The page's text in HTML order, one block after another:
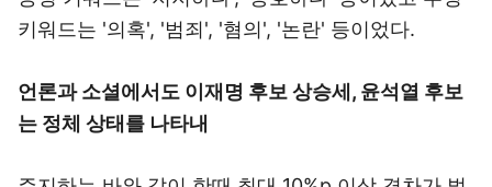
키워드는 '의혹', '범죄', '혐의', '논란' 등이었다.
언론과 소셜에서도 이재명 후보 상승세, 윤석열 후보
는 정체 상태를 나타내